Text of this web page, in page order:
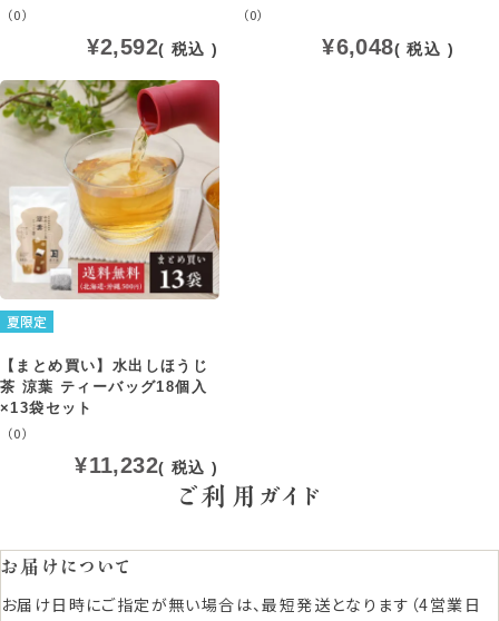
（0）
¥2,592 税込
（0）
¥6,048 税込
夏限定
【まとめ買い】水出しほうじ
茶 涼葉 ティーバッグ18個入
×13袋セット
（0）
¥11,232 税込
ご利用ガイド
お届けについて
お届け日時にご指定が無い場合は、最短発送となります（4営業日